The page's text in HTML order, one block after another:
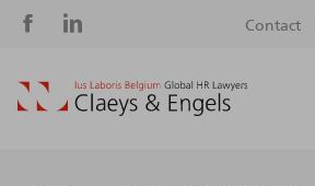
Social
Contact